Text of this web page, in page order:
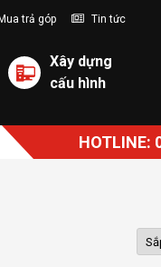
Mua trả góp Tin tức
Xây dựng
cấu hình
HOTLINE: